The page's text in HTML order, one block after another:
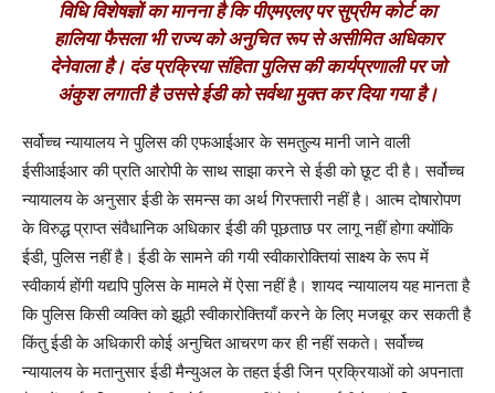
विधि विशेषज्ञों का मानना है कि पीएमएलए पर सुप्रीम कोर्ट का
हालिया फैसला भी राज्य को अनुचित रूप से असीमित अधिकार
देनेवाला है। दंड प्रक्रिया संहिता पुलिस की कार्यप्रणाली पर जो
अंकुश लगाती है उससे ईडी को सर्वथा मुक्त कर दिया गया है।
सर्वोच्च न्यायालय ने पुलिस की एफआईआर के समतुल्य मानी जाने वाली
ईसीआईआर की प्रति आरोपी के साथ साझा करने से ईडी को छूट दी है। सर्वोच्च
न्यायालय के अनुसार ईडी के समन्स का अर्थ गिरफ्तारी नहीं है। आत्म दोषारोपण
के विरुद्ध प्राप्त संवैधानिक अधिकार ईडी की पूछताछ पर लागू नहीं होगा क्योंकि
ईडी, पुलिस नहीं है। ईडी के सामने की गयी स्वीकारोक्तियां साक्ष्य के रूप में
स्वीकार्य होंगी यद्यपि पुलिस के मामले में ऐसा नहीं है। शायद न्यायालय यह मानता है
कि पुलिस किसी व्यक्ति को झूठी स्वीकारोक्तियाँ करने के लिए मजबूर कर सकती है
किंतु ईडी के अधिकारी कोई अनुचित आचरण कर ही नहीं सकते। सर्वोच्च
न्यायालय के मतानुसार ईडी मैन्युअल के तहत ईडी जिन प्रक्रियाओं को अपनाता